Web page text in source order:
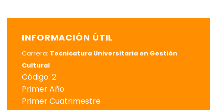
INFORMACIÓN ÚTIL
Carrera: Tecnicatura Universitaria en Gestión
Cultural
Código: 2
Primer Año
Primer Cuatrimestre